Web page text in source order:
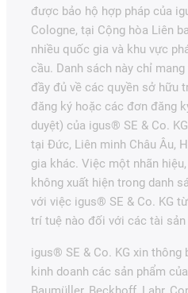
được bảo hộ hợp pháp của
Cologne, tại Cộng hòa Liên
nhiều quốc gia và khu vực
cầu. Danh sách này chỉ
đầy đủ về các quyền sở hữu
đăng ký hoặc các đơn đăng
duyệt) của igus® SE & Co.
tại Đức, Liên minh Châu Âu,
gia khác. Việc một nhãn
không xuất hiện trong danh
với việc igus® SE & Co. KG
trí tuệ nào đối với các tài sản
igus® SE & Co. KG xin
kinh doanh các sản phẩm